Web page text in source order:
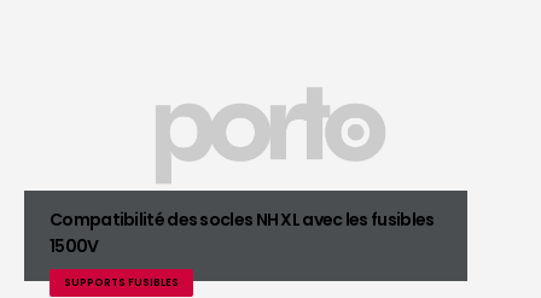
Compatibilité des socles NH XL avec les fusibles
1500V
SUPPORTS FUSIBLES